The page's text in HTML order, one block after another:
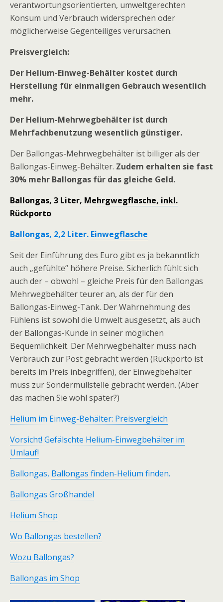
verantwortungsorientierten, umweltgerechten
Konsum und Verbrauch widersprechen oder
möglicherweise Gegenteiliges verursachen.
Preisvergleich:
Der Helium-Einweg-Behälter kostet durch
Herstellung für einmaligen Gebrauch wesentlich
mehr.
Der Helium-Mehrwegbehälter ist durch
Mehrfachbenutzung wesentlich günstiger.
Der Ballongas-Mehrwegbehälter ist billiger als der
Ballongas-Einweg-Behälter. Zudem erhalten sie fast
30% mehr Ballongas für das gleiche Geld.
Ballongas, 3 Liter, Mehrgwegflasche, inkl.
Rückporto
Ballongas, 2,2 Liter. Einwegflasche
Seit der Einführung des Euro gibt es ja bekanntlich
auch „gefühlte“ höhere Preise. Sicherlich fühlt sich
auch der – obwohl – gleiche Preis für den Ballongas
Mehrwegbehälter teurer an, als der für den
Ballongas-Einweg-Tank. Der Wahrnehmung des
Fühlens ist sowohl die Umwelt ausgesetzt, als auch
der Ballongas-Kunde in seiner möglichen
Bequemlichkeit. Der Mehrwegbehälter muss nach
Verbrauch zur Post gebracht werden (Rückporto ist
bereits im Preis inbegriffen), der Einwegbehälter
muss zur Sondermüllstelle gebracht werden. (Aber
das machen Sie wohl später?)
Helium im Einweg-Behälter: Preisvergleich
Vorsicht! Gefälschte Helium-Einwegbehälter im
Umlauf!
Ballongas, Ballongas finden-Helium finden.
Ballongas Großhandel
Helium Shop
Wo Ballongas bestellen?
Wozu Ballongas?
Ballongas im Shop